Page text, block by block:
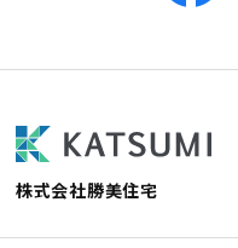
株式会社勝美住宅